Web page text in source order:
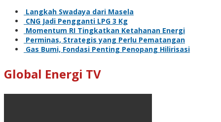
Langkah Swadaya dari Masela
CNG Jadi Pengganti LPG 3 Kg
Momentum RI Tingkatkan Ketahanan Energi
Perminas, Strategis yang Perlu Pematangan
Gas Bumi, Fondasi Penting Penopang Hilirisasi
Global Energi TV